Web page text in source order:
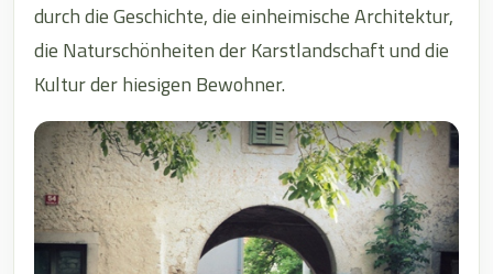
durch die Geschichte, die einheimische Architektur,
die Naturschönheiten der Karstlandschaft und die
Kultur der hiesigen Bewohner.